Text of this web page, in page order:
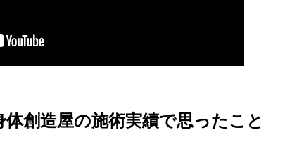
創造屋の施術実績で思ったこと